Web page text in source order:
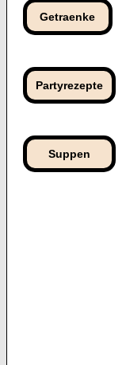
Getraenke
Partyrezepte
Suppen